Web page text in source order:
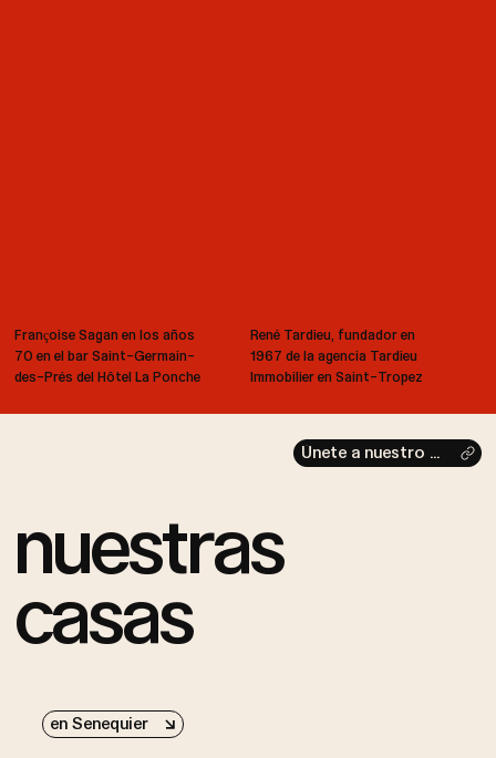
René Tardieu, fundador en
1967 de la agencia Tardieu
Immobilier en Saint-Tropez
Françoise Sagan en los años
70 en el bar Saint-Germain-
des-Prés del Hôtel La Ponche
Únete a nuestro club
nuestras
casas
en Senequier